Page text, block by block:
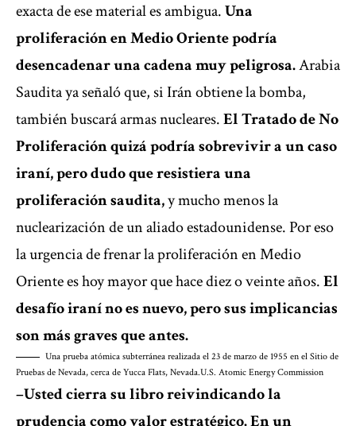
exacta de ese material es ambigua.Una
proliferación en Medio Oriente podría
desencadenar una cadena muy peligrosa.Arabia
Saudita ya señaló que, si Irán obtiene la bomba,
también buscará armas nucleares.El Tratado de No
Proliferación quizá podría sobrevivir a un caso
iraní, pero dudo que resistiera una
proliferación saudita,y mucho menos la
nuclearización de un aliado estadounidense. Por eso
la urgencia de frenar la proliferación en Medio
Oriente es hoy mayor que hace diez o veinte años.El
desafío iraní no es nuevo, pero sus implicancias
son más graves que antes.
Una prueba atómica subterránea realizada el 23 de marzo de 1955 en el Sitio de
Pruebas de Nevada, cerca de Yucca Flats, Nevada.U.S. Atomic Energy Commission
–Usted cierra su libro reivindicando la
prudencia como valor estratégico. En un